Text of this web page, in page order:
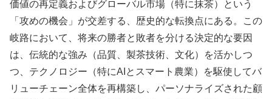
価値の再定義およびグローバル市場（特に抹茶）という
「攻めの機会」が交差する、歴史的な転換点にある。この
岐路において、将来の勝者と敗者を分ける決定的な要因
は、伝統的な強み（品質、製茶技術、文化）を活かしつ
つ、テクノロジー（特にAIとスマート農業）を駆使してバ
リューチェーン全体を再構築し、パーソナライズされた顧